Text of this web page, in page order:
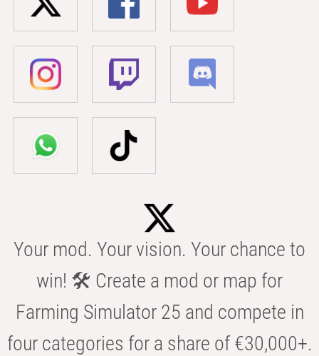
Your mod. Your vision. Your chance to
win! 🛠️ Create a mod or map for
Farming Simulator 25 and compete in
four categories for a share of €30,000+.